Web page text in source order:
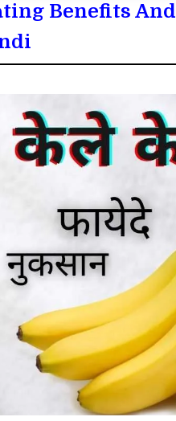
Benefits